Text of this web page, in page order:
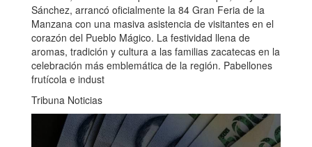
Sánchez, arrancó oficialmente la 84 Gran Feria de la
Manzana con una masiva asistencia de visitantes en el
corazón del Pueblo Mágico. La festividad llena de
aromas, tradición y cultura a las familias zacatecas en la
celebración más emblemática de la región. Pabellones
frutícola e indust
Tribuna Noticias